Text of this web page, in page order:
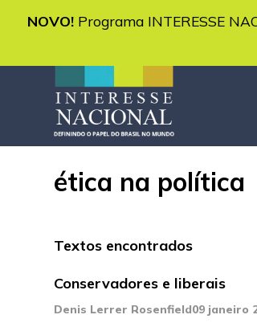
NOVO! Programa INTERESSE
ética na política
Textos encontrados
Conservadores e liberais
Denis Lerrer Rosenfield09 janeiro